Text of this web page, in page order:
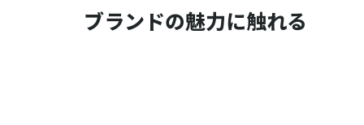
ブランドの魅力に触れる